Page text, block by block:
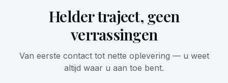
Helder traject, geen
verrassingen
Van eerste contact tot nette oplevering — u weet
altijd waar u aan toe bent.